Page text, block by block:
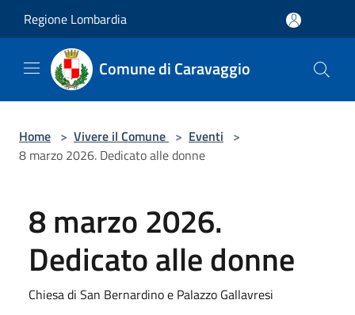
Regione Lombardia
Comune di Caravaggio
Home > Vivere il Comune > Eventi >
8 marzo 2026. Dedicato alle donne
8 marzo 2026.
Dedicato alle donne
Chiesa di San Bernardino e Palazzo Gallavresi